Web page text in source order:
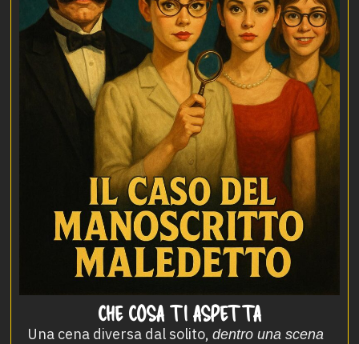
CHE COSA TI ASPETTA
Una cena diversa dal solito,dentro una scena